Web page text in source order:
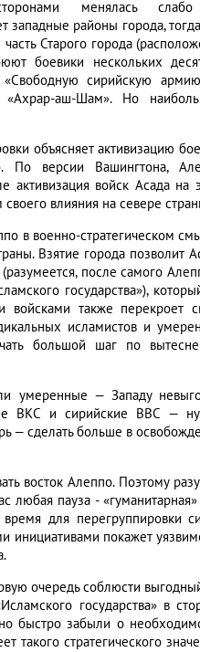
сторонами менялась
западные районы города,
Старого города
боевики нескольких
«Свободную сирийскую
«Ахрар-аш-Шам». Но
объясняет активизацию
По версии Вашингтона,
активизация войск Асада на
влияния на севере
в военно-стратегическом
Взятие города позволит
после самого
государства»),
войсками также перекроет
исламистов и
большой шаг по
умеренные — Западу
ВКС и сирийские ВВС —
— сделать больше в
восток Алеппо. Поэтому
любая пауза -
для перегруппировки
инициативами покажет
очередь соблюсти
государства» в
быстро забыли о
такого стратегического